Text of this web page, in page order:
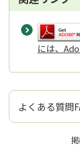
には、
よくある質問